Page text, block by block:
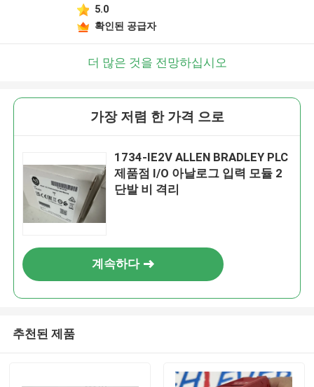
곧 다시 연락 드리겠습니다!
5.0
확인된 공급자
더 많은 것을 전망하십시오
가장 저렴 한 가격 으로
1734-IE2V ALLEN BRADLEY PLC
제품점 I/O 아날로그 입력 모듈 2
단발 비 격리
계속하다
추천된 제품